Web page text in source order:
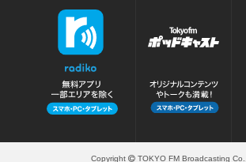
Copyright TOKYO FM Broadcasting